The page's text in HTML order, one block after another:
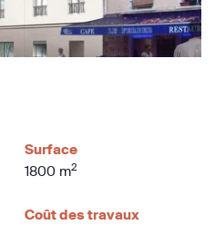
Surface
1800 m2
Coût des travaux